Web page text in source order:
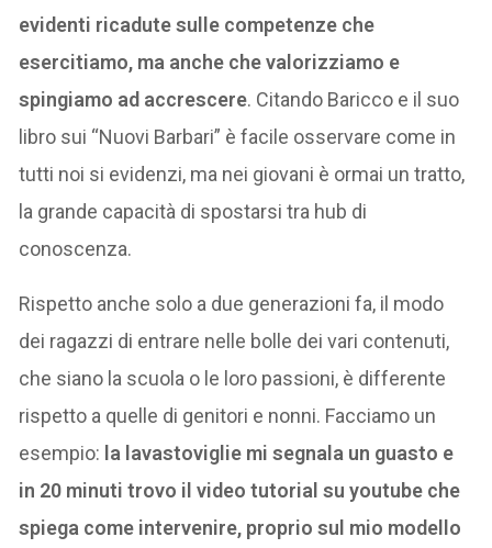
evidenti ricadute sulle competenze che
esercitiamo, ma anche che valorizziamo e
spingiamo ad accrescere. Citando Baricco e il suo
libro sui “Nuovi Barbari” è facile osservare come in
tutti noi si evidenzi, ma nei giovani è ormai un tratto,
la grande capacità di spostarsi tra hub di
conoscenza.
Rispetto anche solo a due generazioni fa, il modo
dei ragazzi di entrare nelle bolle dei vari contenuti,
che siano la scuola o le loro passioni, è differente
rispetto a quelle di genitori e nonni. Facciamo un
esempio: la lavastoviglie mi segnala un guasto e
in 20 minuti trovo il video tutorial su youtube che
spiega come intervenire, proprio sul mio modello